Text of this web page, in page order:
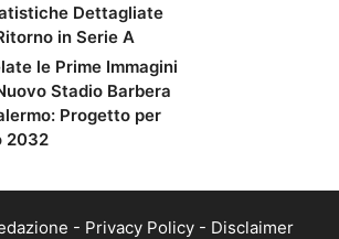
Dettagliate
in Serie A
le Prime Immagini
Stadio Barbera
Progetto per
2032
- Privacy Policy - Disclaimer